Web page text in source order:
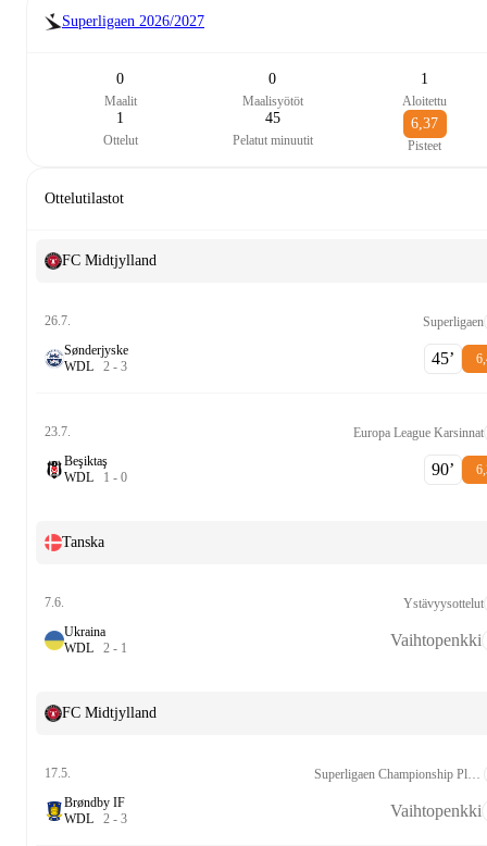
Superligaen 2026/2027
0
Maalit
0
Maalisyötöt
1
Aloitettu
1
Ottelut
45
Pelatut minuutit
6,37
Pisteet
Ottelutilastot
FC Midtjylland
26.7.
Superligaen
Sønderjyske
WDL 2 - 3 45‎’‎
23.7.
Europa League Karsinnat
Beşiktaş
WDL 1 - 0 90‎’‎
Tanska
7.6.
Ystävyysottelut
Ukraina
WDL 2 - 1 Vaihtopenkki
FC Midtjylland
17.5.
Brøndby IF
WDL 2 - 3 Vaihtopenkki